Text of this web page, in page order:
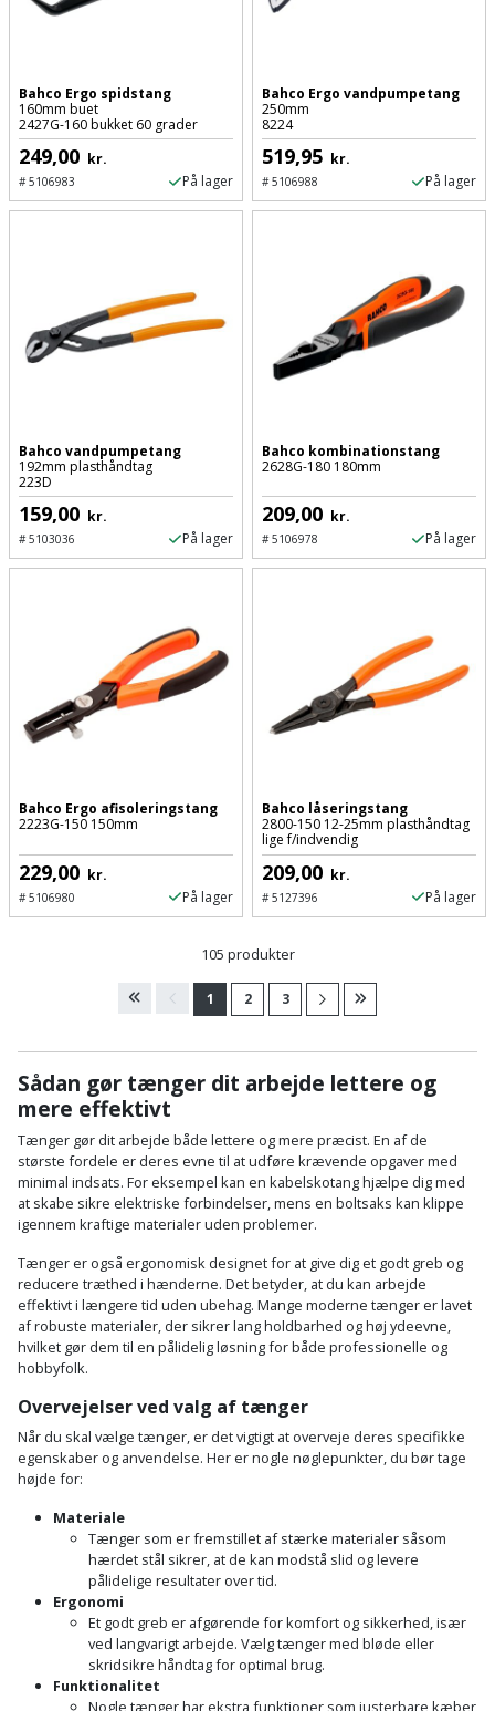
Bahco Ergo spidstang
160mm buet
2427G-160 bukket 60 grader
249,00 kr.
#5106983 På lager
Bahco Ergo vandpumpetang
250mm
8224
519,95 kr.
#5106988 På lager
Bahco vandpumpetang
192mm plasthåndtag
223D
159,00 kr.
#5103036 På lager
Bahco kombinationstang
2628G-180 180mm
209,00 kr.
#5106978 På lager
Bahco Ergo afisoleringstang
2223G-150 150mm
229,00 kr.
#5106980 På lager
Bahco låseringstang
2800-150 12-25mm plasthåndtag
lige f/indvendig
209,00 kr.
#5127396 På lager
105 produkter
1 2 3
Sådan gør tænger dit arbejde lettere og
mere effektivt
Tænger gør dit arbejde både lettere og mere præcist. En af de
største fordele er deres evne til at udføre krævende opgaver med
minimal indsats. For eksempel kan en kabelskotang hjælpe dig med
at skabe sikre elektriske forbindelser, mens en boltsaks kan klippe
igennem kraftige materialer uden problemer.
Tænger er også ergonomisk designet for at give dig et godt greb og
reducere træthed i hænderne. Det betyder, at du kan arbejde
effektivt i længere tid uden ubehag. Mange moderne tænger er lavet
af robuste materialer, der sikrer lang holdbarhed og høj ydeevne,
hvilket gør dem til en pålidelig løsning for både professionelle og
hobbyfolk.
Overvejelser ved valg af tænger
Når du skal vælge tænger, er det vigtigt at overveje deres specifikke
egenskaber og anvendelse. Her er nogle nøglepunkter, du bør tage
højde for:
Materiale
Tænger som er fremstillet af stærke materialer såsom
hærdet stål sikrer, at de kan modstå slid og levere
pålidelige resultater over tid.
Ergonomi
Et godt greb er afgørende for komfort og sikkerhed, især
ved langvarigt arbejde. Vælg tænger med bløde eller
skridsikre håndtag for optimal brug.
Funktionalitet
Nogle tænger har ekstra funktioner som justerbare kæber